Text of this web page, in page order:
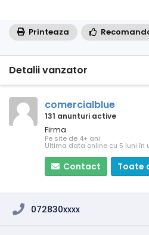
Printeaza
Detalii vanzator
comercialblue
131 anunturi active
Firma
Pe site de 4+ ani
Ultima data online cu 5 luni în
Contact Toate
072830xxxx